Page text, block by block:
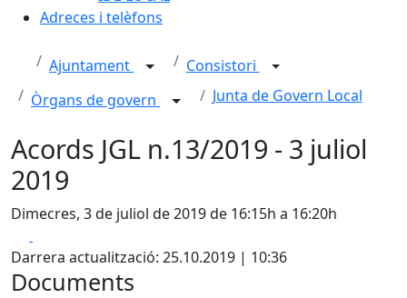
Adreces i telèfons
Ajuntament
Consistori
Òrgans de govern
Junta de Govern Local
Acords JGL n.13/2019 - 3 juliol
2019
Dimecres, 3 de juliol de 2019 de 16:15h a 16:20h
Darrera actualització: 25.10.2019 | 10:36
Documents